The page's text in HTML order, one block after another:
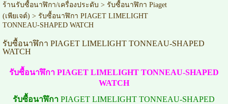
ร้านรับซื้อนาฬิกา/เครื่องประดับ > รับซื้อนาฬิกา Piaget
(เพียเจต์) > รับซื้อนาฬิกา PIAGET LIMELIGHT
TONNEAU-SHAPED WATCH
รับซื้อนาฬิกา PIAGET LIMELIGHT TONNEAU-SHAPED
WATCH
รับซื้อนาฬิกา PIAGET LIMELIGHT TONNEAU-SHAPED
WATCH
รับซื้อนาฬิกา PIAGET LIMELIGHT TONNEAU-SHAPED